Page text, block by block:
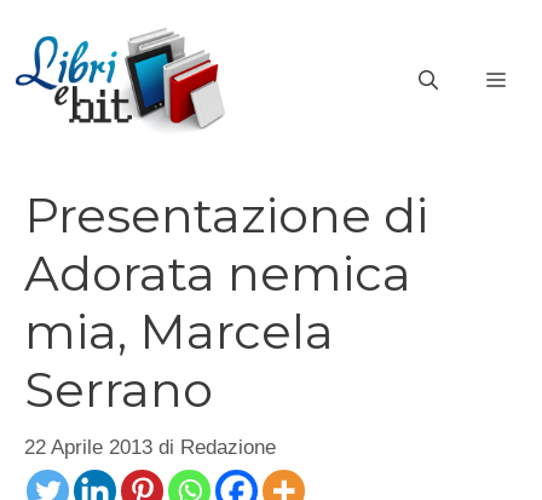
contenuto
Presentazione di
Adorata nemica
mia, Marcela
Serrano
22 Aprile 2013 di Redazione